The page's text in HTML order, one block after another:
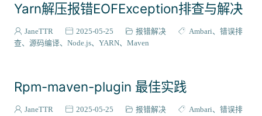
Yarn解压报错EOFException排查与解决
JaneTTR 2025-05-25 报错解决 Ambari
错误排
查
源码编译 Node.js YARN Maven
Rpm-maven-plugin 最佳实践
JaneTTR 2025-05-25 报错解决 Ambari
错误排